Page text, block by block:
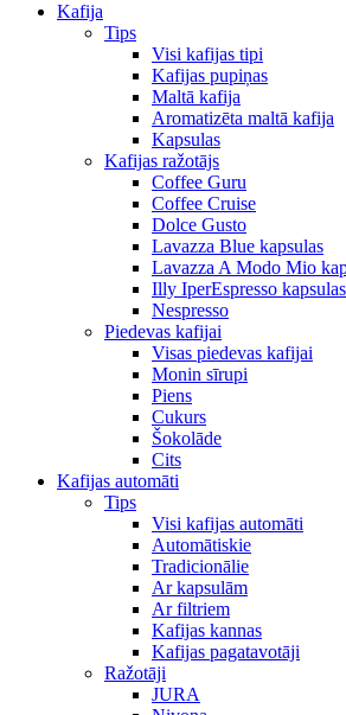
Kafija
Tips
Visi kafijas tipi
Kafijas pupiņas
Maltā kafija
Aromatizēta maltā kafija
Kapsulas
Kafijas ražotājs
Coffee Guru
Coffee Cruise
Dolce Gusto
Lavazza Blue kapsulas
Lavazza A Modo Mio
Illy IperEspresso kapsulas
Nespresso
Piedevas kafijai
Visas piedevas kafijai
Monin sīrupi
Piens
Cukurs
Šokolāde
Cits
Kafijas automāti
Tips
Visi kafijas automāti
Automātiskie
Tradicionālie
Ar kapsulām
Ar filtriem
Kafijas kannas
Kafijas pagatavotāji
Ražotāji
JURA